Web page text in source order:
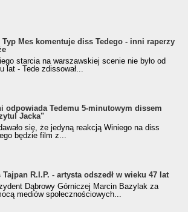
Typ Mes komentuje diss Tedego - inni raperzy
starcia na warszawskiej scenie nie było od
lat - Tede zdissował...
odpowiada Tedemu 5-minutowym dissem
Jacka"
się, że jedyną reakcją Winiego na diss
będzie film z...
Tajpan R.I.P. - artysta odszedł w wieku 47 lat
Dąbrowy Górniczej Marcin Bazylak za
mediów społecznościowych...